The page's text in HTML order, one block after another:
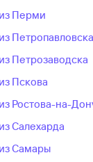
Перми
Петрозаводска
Пскова
Ростова-на-
Салехарда
Самары